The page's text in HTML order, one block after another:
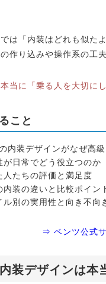
は「内装はどれも似た
作り込みや操作系の工
当に「乗る人を大切に
こと
内装デザインがなぜ高
が日常でどう役立つのか
人たちの評価と満足度
装の違いと比較ポイン
ル別の実用性と向き不向
⇒ ベンツ公式
装デザインは本